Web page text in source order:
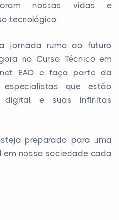
nossas vidas e
tecnológico.
jornada rumo ao futuro
no Curso Técnico em
EAD e faça parte da
que estão
digital e suas infinitas
preparado para uma
em nossa sociedade cada